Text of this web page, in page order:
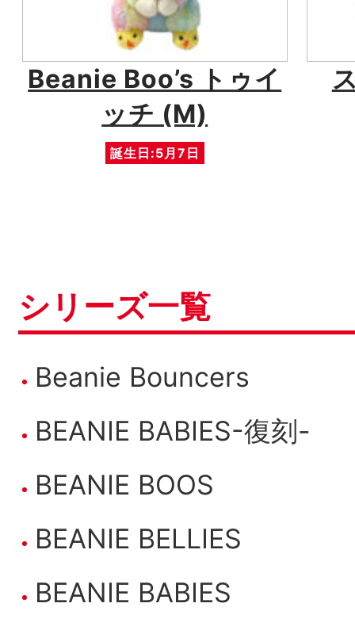
Beanie Boo’s トゥイ
ッチ (M)
誕生日:5月7日
シリーズ一覧
Beanie Bouncers
BEANIE BABIES-復刻-
BEANIE BOOS
BEANIE BELLIES
BEANIE BABIES